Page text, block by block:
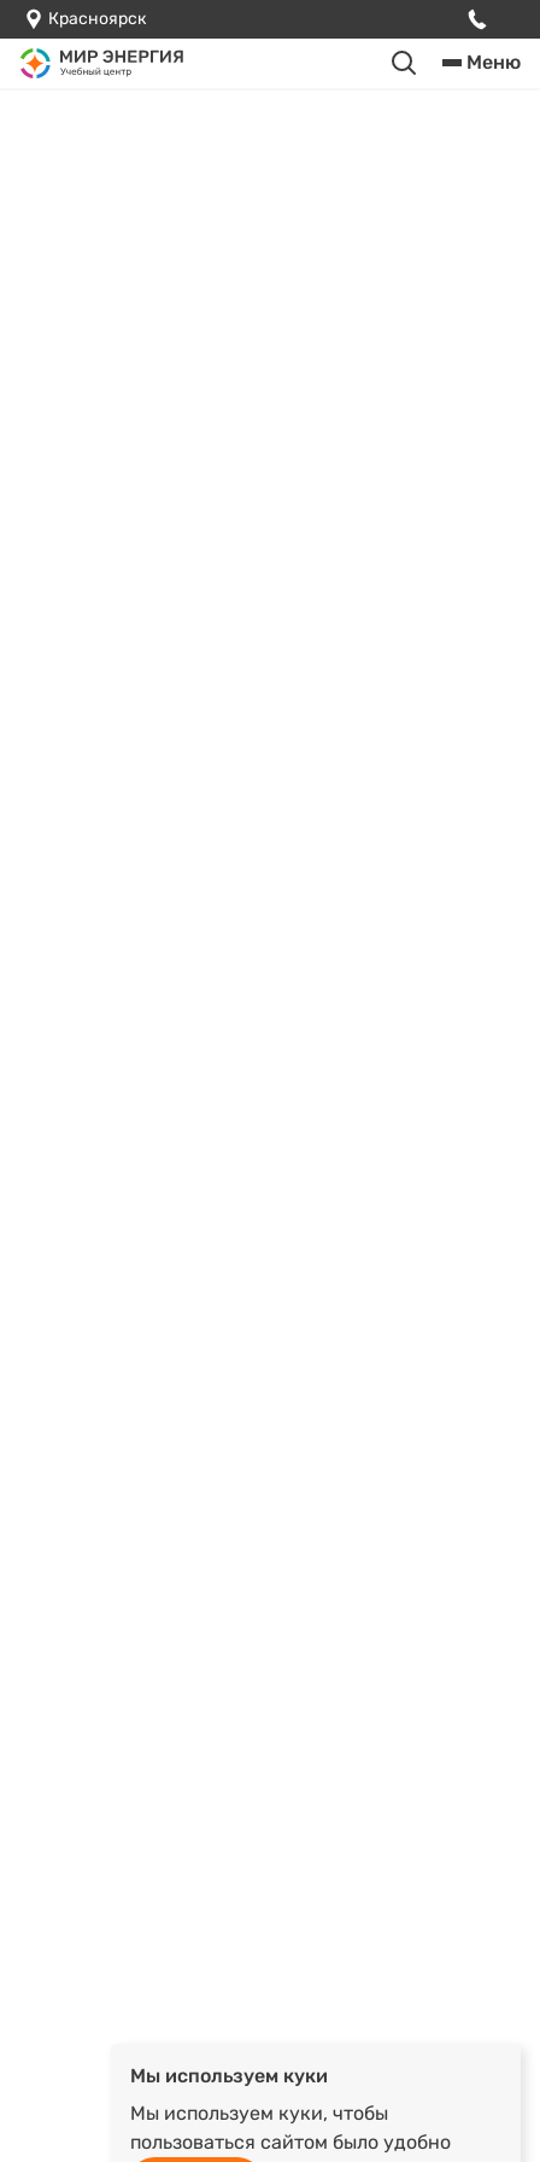
Красноярск
Меню
Мы используем куки
Мы используем куки, чтобы
пользоваться сайтом было удобно